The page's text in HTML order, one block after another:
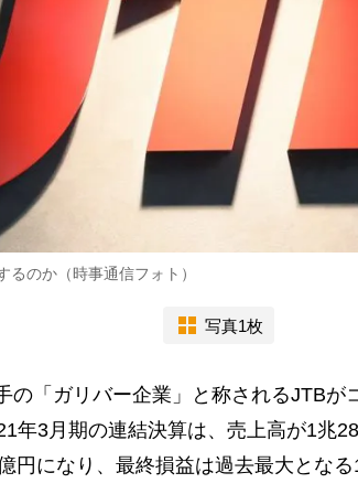
るのか（時事通信フォト）
写真1枚
「ガリバー企業」と称されるJTBが
年3月期の連結決算は、売上高が1兆
円になり、最終損益は過去最大とな